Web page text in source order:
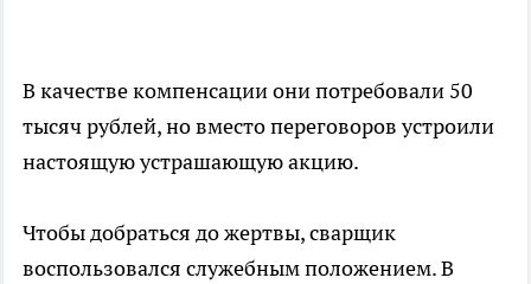
В качестве компенсации они потребовали 50
тысяч рублей, но вместо переговоров устроили
настоящую устрашающую акцию.
Чтобы добраться до жертвы, сварщик
воспользовался служебным положением. В